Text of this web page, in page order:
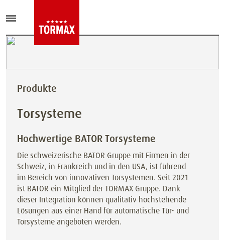
Produkte
Torsysteme
Hochwertige BATOR Torsysteme
Die schweizerische BATOR Gruppe mit Firmen in der
Schweiz, in Frankreich und in den USA, ist führend
im Bereich von innovativen Torsystemen. Seit 2021
ist BATOR ein Mitglied der TORMAX Gruppe. Dank
dieser Integration können qualitativ hochstehende
Lösungen aus einer Hand für automatische Tür- und
Torsysteme angeboten werden.